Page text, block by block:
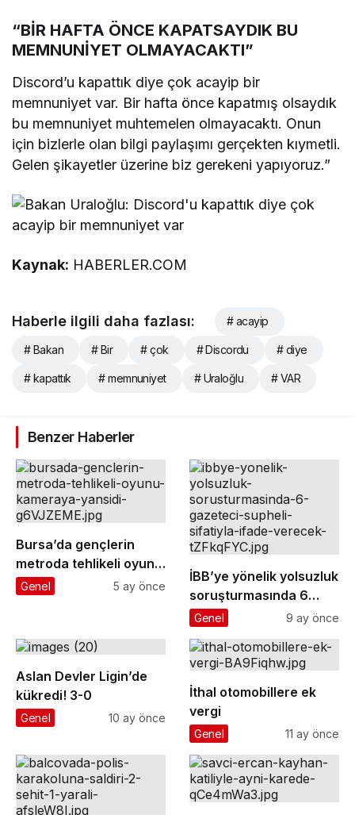
“BİR HAFTA ÖNCE KAPATSAYDIK BU
MEMNUNİYET OLMAYACAKTI”
Discord’u kapattık diye çok acayip bir
memnuniyet var. Bir hafta önce kapatmış olsaydık
bu memnuniyet muhtemelen olmayacaktı. Onun
için bizlerle olan bilgi paylaşımı gerçekten kıymetli.
Gelen şikayetler üzerine biz gerekeni yapıyoruz.”
Kaynak: HABERLER.COM
Haberle ilgili daha fazlası: # acayip
# Bakan # Bir # çok # Discordu # diye
# kapattık # memnuniyet # Uraloğlu # VAR
Benzer Haberler
Bursa’da gençlerin
metroda tehlikeli oyunu
kameraya yansıdı
Genel 5 ay önce
İBB’ye yönelik yolsuzluk
soruşturmasında 6
gazeteci ’şüpheli’
Genel 9 ay önce
Aslan Devler Ligin’de
kükredi! 3-0
Genel 10 ay önce
İthal otomobillere ek
vergi
Genel 11 ay önce